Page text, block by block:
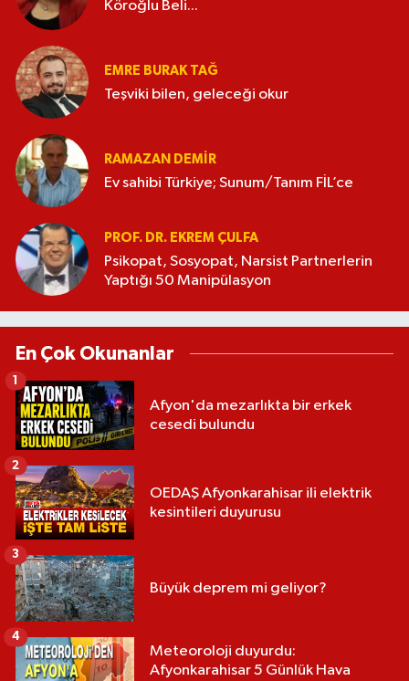
Köroğlu Beli...
EMRE BURAK TAĞ
Teşviki bilen, geleceği okur
RAMAZAN DEMİR
Ev sahibi Türkiye; Sunum/Tanım FİL’ce
PROF. DR. EKREM ÇULFA
Psikopat, Sosyopat, Narsist Partnerlerin
Yaptığı 50 Manipülasyon
En Çok Okunanlar
Afyon'da mezarlıkta bir erkek
cesedi bulundu
1
OEDAŞ Afyonkarahisar ili elektrik
kesintileri duyurusu
2
Büyük deprem mi geliyor?
3
Meteoroloji duyurdu:
Afyonkarahisar 5 Günlük Hava
4